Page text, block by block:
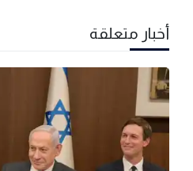
أخبار متعلقة